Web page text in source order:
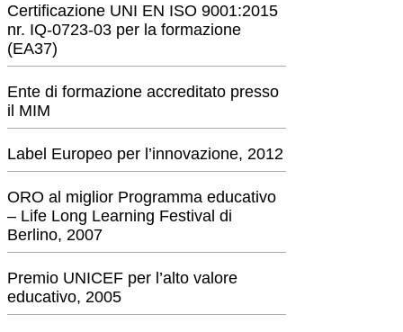
Certificazione UNI EN ISO 9001:2015
nr. IQ-0723-03 per la formazione
(EA37)
Ente di formazione accreditato presso
il MIM
Label Europeo per l’innovazione, 2012
ORO al miglior Programma educativo
– Life Long Learning Festival di
Berlino, 2007
Premio UNICEF per l’alto valore
educativo, 2005